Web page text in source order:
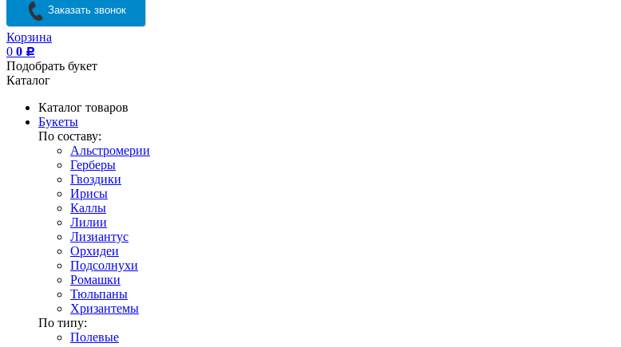
Заказать звонок
Корзина
0 0 Р
Подобрать букет
Каталог
Каталог товаров
Букеты
По составу:
Альстромерии
Герберы
Гвоздики
Ирисы
Каллы
Лилии
Лизиантус
Орхидеи
Подсолнухи
Ромашки
Тюльпаны
Хризантемы
По типу:
Полевые